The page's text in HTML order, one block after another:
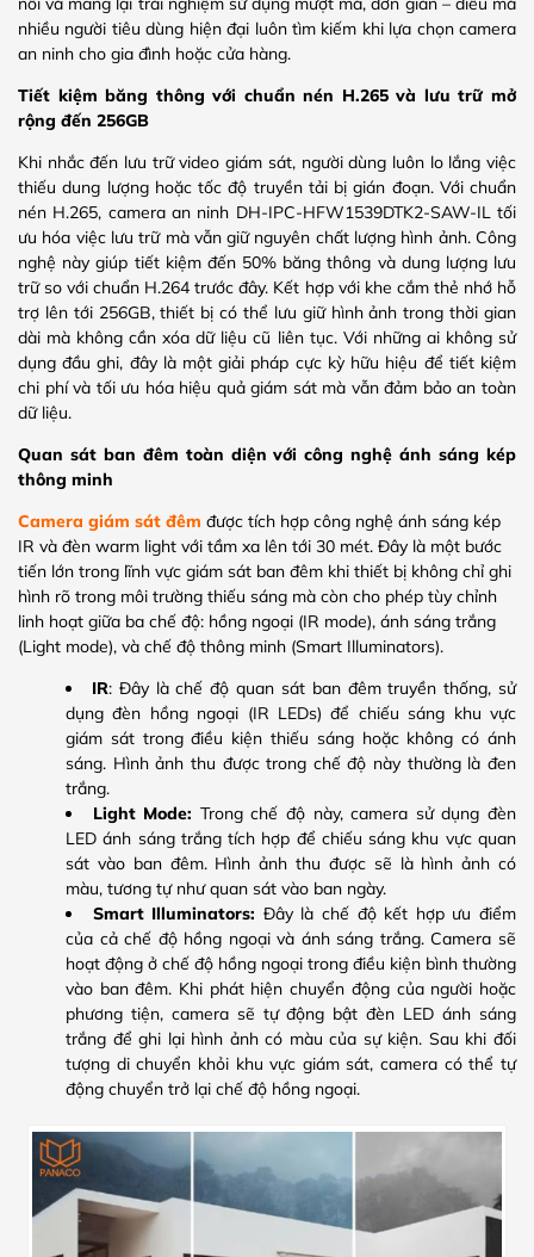
nhiều người tiêu dùng hiện đại luôn tìm kiếm khi lựa chọn camera
an ninh cho gia đình hoặc cửa hàng.
Tiết kiệm băng thông với chuẩn nén H.265 và lưu trữ mở
rộng đến 256GB
Khi nhắc đến lưu trữ video giám sát, người dùng luôn lo lắng việc
thiếu dung lượng hoặc tốc độ truyền tải bị gián đoạn. Với chuẩn
nén H.265, camera an ninh DH-IPC-HFW1539DTK2-SAW-IL tối
ưu hóa việc lưu trữ mà vẫn giữ nguyên chất lượng hình ảnh. Công
nghệ này giúp tiết kiệm đến 50% băng thông và dung lượng lưu
trữ so với chuẩn H.264 trước đây. Kết hợp với khe cắm thẻ nhớ hỗ
trợ lên tới 256GB, thiết bị có thể lưu giữ hình ảnh trong thời gian
dài mà không cần xóa dữ liệu cũ liên tục. Với những ai không sử
dụng đầu ghi, đây là một giải pháp cực kỳ hữu hiệu để tiết kiệm
chi phí và tối ưu hóa hiệu quả giám sát mà vẫn đảm bảo an toàn
dữ liệu.
Quan sát ban đêm toàn diện với công nghệ ánh sáng kép
thông minh
Camera giám sát đêm được tích hợp công nghệ ánh sáng kép
IR và đèn warm light với tầm xa lên tới 30 mét. Đây là một bước
tiến lớn trong lĩnh vực giám sát ban đêm khi thiết bị không chỉ ghi
hình rõ trong môi trường thiếu sáng mà còn cho phép tùy chỉnh
linh hoạt giữa ba chế độ: hồng ngoại (IR mode), ánh sáng trắng
(Light mode), và chế độ thông minh (Smart Illuminators).
IR: Đây là chế độ quan sát ban đêm truyền thống, sử
dụng đèn hồng ngoại (IR LEDs) để chiếu sáng khu vực
giám sát trong điều kiện thiếu sáng hoặc không có ánh
sáng. Hình ảnh thu được trong chế độ này thường là đen
trắng.
Light Mode: Trong chế độ này, camera sử dụng đèn
LED ánh sáng trắng tích hợp để chiếu sáng khu vực quan
sát vào ban đêm. Hình ảnh thu được sẽ là hình ảnh có
màu, tương tự như quan sát vào ban ngày.
Smart Illuminators: Đây là chế độ kết hợp ưu điểm
của cả chế độ hồng ngoại và ánh sáng trắng. Camera sẽ
hoạt động ở chế độ hồng ngoại trong điều kiện bình thường
vào ban đêm. Khi phát hiện chuyển động của người hoặc
phương tiện, camera sẽ tự động bật đèn LED ánh sáng
trắng để ghi lại hình ảnh có màu của sự kiện. Sau khi đối
tượng di chuyển khỏi khu vực giám sát, camera có thể tự
động chuyển trở lại chế độ hồng ngoại.